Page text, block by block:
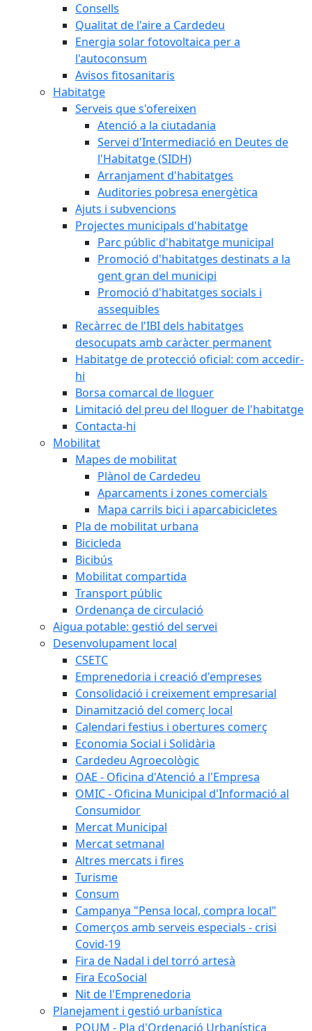
Consells
Qualitat de l'aire a Cardedeu
Energia solar fotovoltaica per a
l'autoconsum
Avisos fitosanitaris
Habitatge
Serveis que s'ofereixen
Atenció a la ciutadania
Servei d'Intermediació en Deutes de
l'Habitatge (SIDH)
Arranjament d'habitatges
Auditories pobresa energètica
Ajuts i subvencions
Projectes municipals d'habitatge
Parc públic d'habitatge municipal
Promoció d'habitatges destinats a la
gent gran del municipi
Promoció d'habitatges socials i
assequibles
Recàrrec de l'IBI dels habitatges
desocupats amb caràcter permanent
Habitatge de protecció oficial: com accedir-
hi
Borsa comarcal de lloguer
Limitació del preu del lloguer de l'habitatge
Contacta-hi
Mobilitat
Mapes de mobilitat
Plànol de Cardedeu
Aparcaments i zones comercials
Mapa carrils bici i aparcabicicletes
Pla de mobilitat urbana
Bicicleda
Bicibús
Mobilitat compartida
Transport públic
Ordenança de circulació
Aigua potable: gestió del servei
Desenvolupament local
CSETC
Emprenedoria i creació d'empreses
Consolidació i creixement empresarial
Dinamització del comerç local
Calendari festius i obertures comerç
Economia Social i Solidària
Cardedeu Agroecològic
OAE - Oficina d'Atenció a l'Empresa
OMIC - Oficina Municipal d'Informació al
Consumidor
Mercat Municipal
Mercat setmanal
Altres mercats i fires
Turisme
Consum
Campanya "Pensa local, compra local"
Comerços amb serveis especials - crisi
Covid-19
Fira de Nadal i del torró artesà
Fira EcoSocial
Nit de l'Emprenedoria
Planejament i gestió urbanística
POUM - Pla d'Ordenació Urbanística